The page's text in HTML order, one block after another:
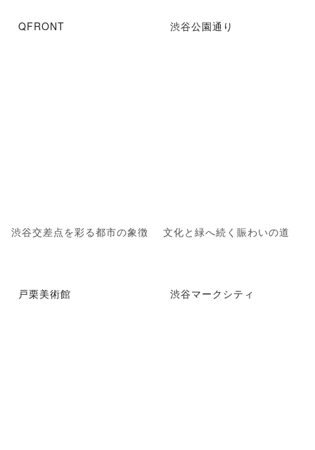
QFRONT
渋谷交差点を彩る都市の象徴
渋谷公園通り
文化と緑へ続く賑わいの道
戸栗美術館 渋谷マークシティ